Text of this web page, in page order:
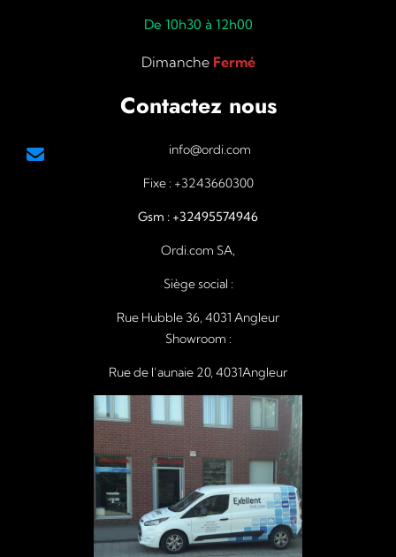
De 10h30 à 12h00
Dimanche Fermé
Contactez nous
info@ordi.com
Fixe : +3243660300
Gsm : +32495574946
Ordi.com SA,
Siège social :
Rue Hubble 36, 4031 Angleur
Showroom :
Rue de l’aunaie 20, 4031Angleur